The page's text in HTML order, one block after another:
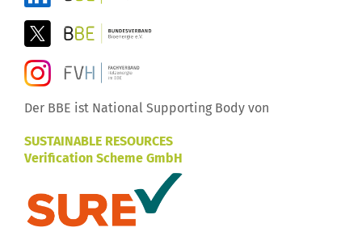
Der BBE ist National Supporting Body von
SUSTAINABLE RESOURCES
Verification Scheme GmbH